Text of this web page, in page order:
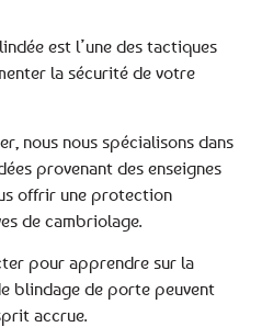
est l’une des tactiques
la sécurité de votre
nous nous spécialisons dans
provenant des enseignes
offrir une protection
de cambriolage.
pour apprendre sur la
blindage de porte peuvent
accrue.